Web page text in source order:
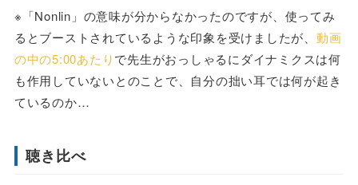
※「Nonlin」の意味が分からなかったのですが、使ってみ
るとブーストされているような印象を受けましたが、 動画
の中の5:00あたりで先生がおっしゃるにダイナミクスは何
も作用していないとのことで、自分の拙い耳では何が起き
ているのか…
聴き比べ